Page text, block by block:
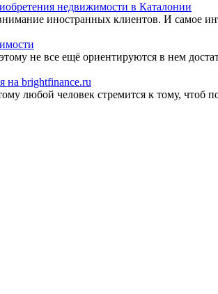
недвижимости в Каталонии
иностранных клиентов. И самое
не все ещё ориентируются в нем
на brightfinance.ru
любой человек стремится к тому, чтоб